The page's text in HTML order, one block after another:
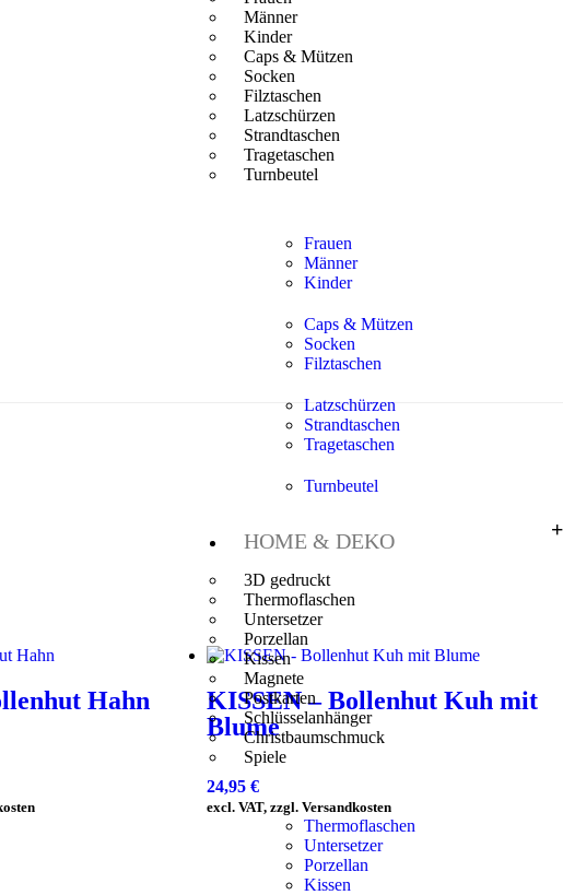
Männer
Kinder
Caps & Mützen
Socken
Filztaschen
Latzschürzen
Strandtaschen
Tragetaschen
Turnbeutel
Frauen
Männer
Kinder
Caps & Mützen
Socken
Filztaschen
Latzschürzen
Strandtaschen
Tragetaschen
Turnbeutel
HOME & DEKO
3D gedruckt
Thermoflaschen
Untersetzer
Porzellan
Kissen
Magnete
Postkarten
Schlüsselanhänger
Christbaumschmuck
Spiele
Thermoflaschen
Untersetzer
Porzellan
Kissen
Hahn
KISSEN – Bollenhut Kuh mit
Blume
24,95 €
excl. VAT, zzgl. Versandkosten